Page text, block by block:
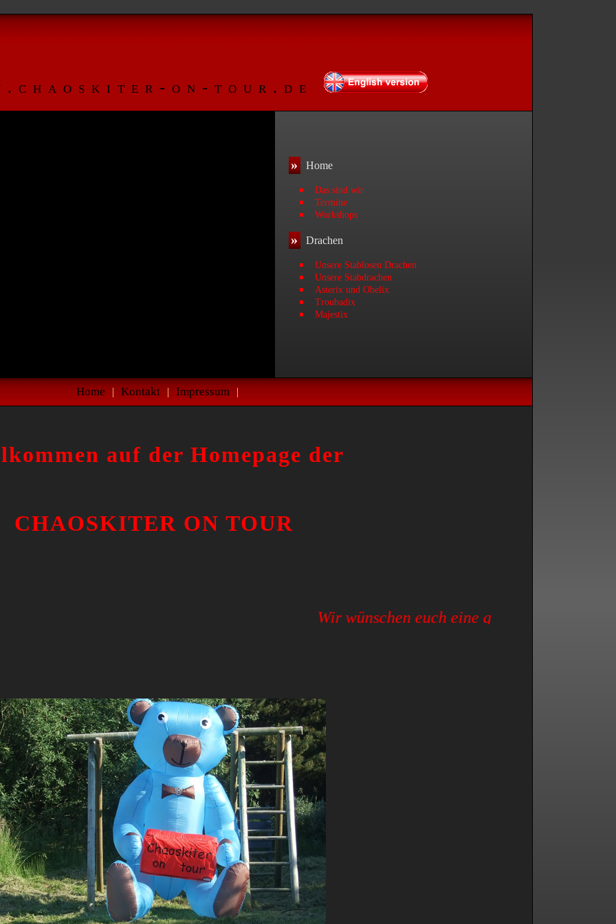
on-tour.de
» Home
Das sind wir
Termine
Workshops
» Drachen
Unsere Stablosen Drachen
Unsere Stabdrachen
Asterix und Obelix
Troubadix
Majestix
Home | Kontakt | Impressum |
auf der Homepage der
CHAOSKITER ON TOUR
Wir wünschen euch eine gute Saison